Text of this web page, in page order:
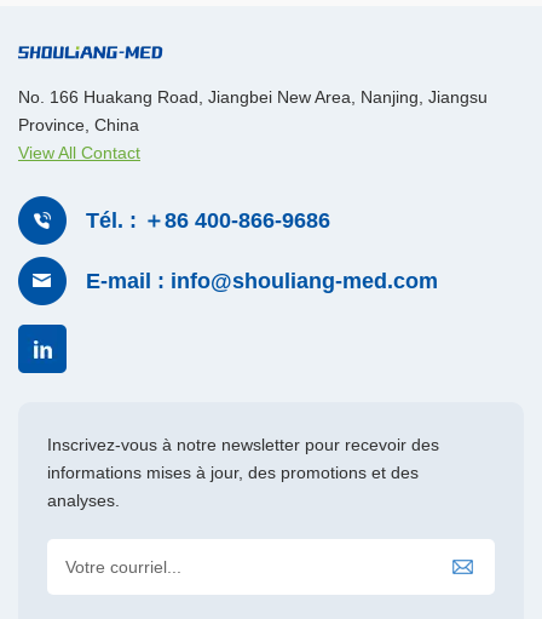
No. 166 Huakang Road, Jiangbei New Area, Nanjing, Jiangsu
Province, China
View All Contact
Tél. : ＋86 400-866-9686
E-mail : info@shouliang-med.com
Inscrivez-vous à notre newsletter pour recevoir des
informations mises à jour, des promotions et des
analyses.